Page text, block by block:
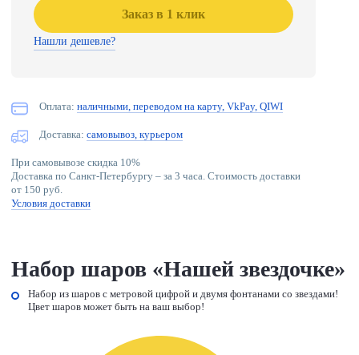
Набор шаров «Нашей звездочке»
Набор из шаров с метровой цифрой и двумя фонтанами со звездами!
Цвет шаров может быть на ваш выбор!
Заказ в 1 клик
Нашли дешевле?
Оплата: наличными, переводом на карту, VkPay, QIWI
Доставка: самовывоз, курьером
При самовывозе скидка 10%
Доставка по Санкт-Петербургу – за 3 часа. Стоимость доставки
от 150 руб.
Условия доставки